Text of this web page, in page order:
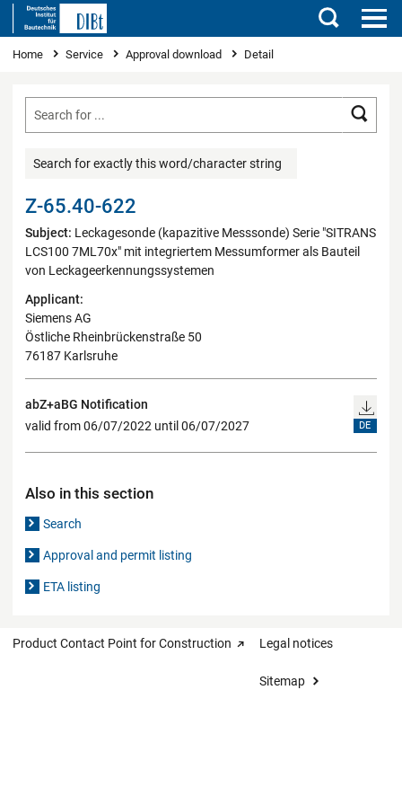
Search
You are here
Home Service Approval download Detail
Search for exactly this word/character string
Z-65.40-622
Subject: Leckagesonde (kapazitive Messsonde) Serie "SITRANS
LCS100 7ML70x" mit integriertem Messumformer als Bauteil
von Leckageerkennungssystemen
Applicant:
Siemens AG
Östliche Rheinbrückenstraße 50
76187 Karlsruhe
abZ+aBG Notification
valid from 06/07/2022 until 06/07/2027
DE
Also in this section
Search
Approval and permit listing
ETA listing
Product Contact Point for Construction Legal notices
Sitemap